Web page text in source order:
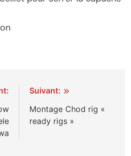
Suivant:
Montage Chod rig «
ready rigs »